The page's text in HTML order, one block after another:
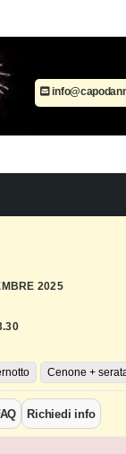
2025
Cenone +
Richiedi info